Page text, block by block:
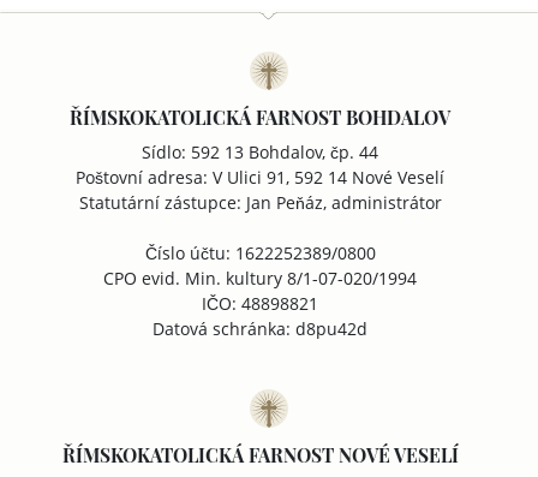
ŘÍMSKOKATOLICKÁ FARNOST BOHDALOV
Sídlo: 592 13 Bohdalov, čp. 44
Poštovní adresa: V Ulici 91, 592 14 Nové Veselí
Statutární zástupce: Jan Peňáz, administrátor
Číslo účtu: 1622252389/0800
CPO evid. Min. kultury 8/1-07-020/1994
IČO: 48898821
Datová schránka: d8pu42d
ŘÍMSKOKATOLICKÁ FARNOST NOVÉ VESELÍ